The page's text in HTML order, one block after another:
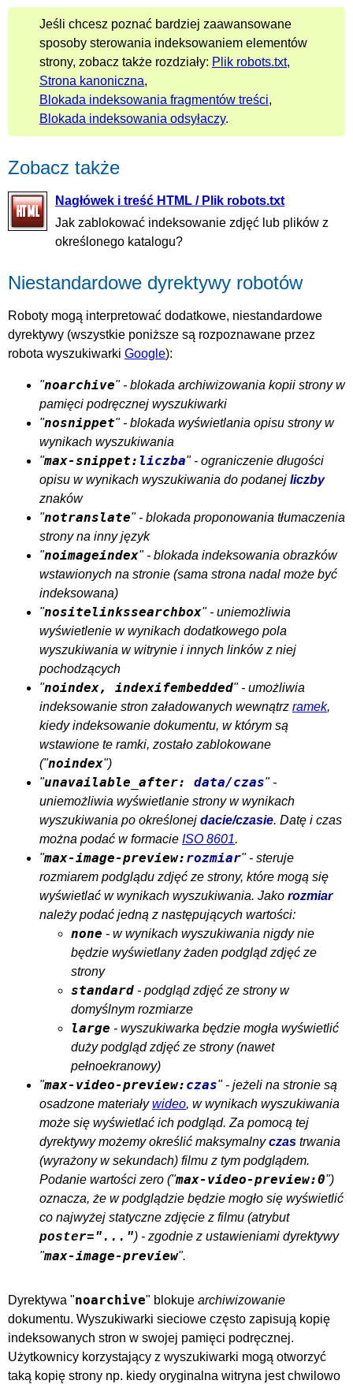
Jeśli chcesz poznać bardziej zaawansowane
sposoby sterowania indeksowaniem elementów
strony, zobacz także rozdziały: Plik robots.txt,
Strona kanoniczna,
Blokada indeksowania fragmentów treści,
Blokada indeksowania odsyłaczy.
Zobacz także
Nagłówek i treść HTML / Plik robots.txt
Jak zablokować indeksowanie zdjęć lub plików z
określonego katalogu?
Niestandardowe dyrektywy robotów
Roboty mogą interpretować dodatkowe, niestandardowe
dyrektywy (wszystkie poniższe są rozpoznawane przez
robota wyszukiwarki Google):
"noarchive" - blokada archiwizowania kopii strony w
pamięci podręcznej wyszukiwarki
"nosnippet" - blokada wyświetlania opisu strony w
wynikach wyszukiwania
"max-snippet: liczba" - ograniczenie długości
opisu w wynikach wyszukiwania do podanej liczby
znaków
"notranslate" - blokada proponowania tłumaczenia
strony na inny język
"noimageindex" - blokada indeksowania obrazków
wstawionych na stronie (sama strona nadal może być
indeksowana)
"nositelinkssearchbox" - uniemożliwia
wyświetlenie w wynikach dodatkowego pola
wyszukiwania w witrynie i innych linków z niej
pochodzących
"noindex, indexifembedded" - umożliwia
indeksowanie stron załadowanych wewnątrz ramek,
kiedy indeksowanie dokumentu, w którym są
wstawione te ramki, zostało zablokowane
("noindex")
"unavailable_after: data/czas" -
uniemożliwia wyświetlanie strony w wynikach
wyszukiwania po określonej dacie/czasie. Datę i czas
można podać w formacie ISO 8601.
"max-image-preview: rozmiar" - steruje
rozmiarem podglądu zdjęć ze strony, które mogą się
wyświetlać w wynikach wyszukiwania. Jako rozmiar
należy podać jedną z następujących wartości:
none - w wynikach wyszukiwania nigdy nie
będzie wyświetlany żaden podgląd zdjęć ze
strony
standard - podgląd zdjęć ze strony w
domyślnym rozmiarze
large - wyszukiwarka będzie mogła wyświetlić
duży podgląd zdjęć ze strony (nawet
pełnoekranowy)
"max-video-preview: czas" - jeżeli na stronie są
osadzone materiaływideo, w wynikach wyszukiwania
może się wyświetlać ich podgląd. Za pomocą tej
dyrektywy możemy określić maksymalnyczas trwania
(wyrażony w sekundach) filmu z tym podglądem.
Podanie wartości zero ("max-video-preview:0")
oznacza, że w podglądzie będzie mogło się wyświetlić
co najwyżej statyczne zdjęcie z filmu (atrybut
poster="...") - zgodnie z ustawieniami dyrektywy
"max-image-preview".
Dyrektywa "noarchive" blokuje archiwizowanie
dokumentu. Wyszukiwarki sieciowe często zapisują kopię
indeksowanych stron w swojej pamięci podręcznej.
Użytkownicy korzystający z wyszukiwarki mogą otworzyć
taką kopię strony np. kiedy oryginalna witryna jest chwilowo